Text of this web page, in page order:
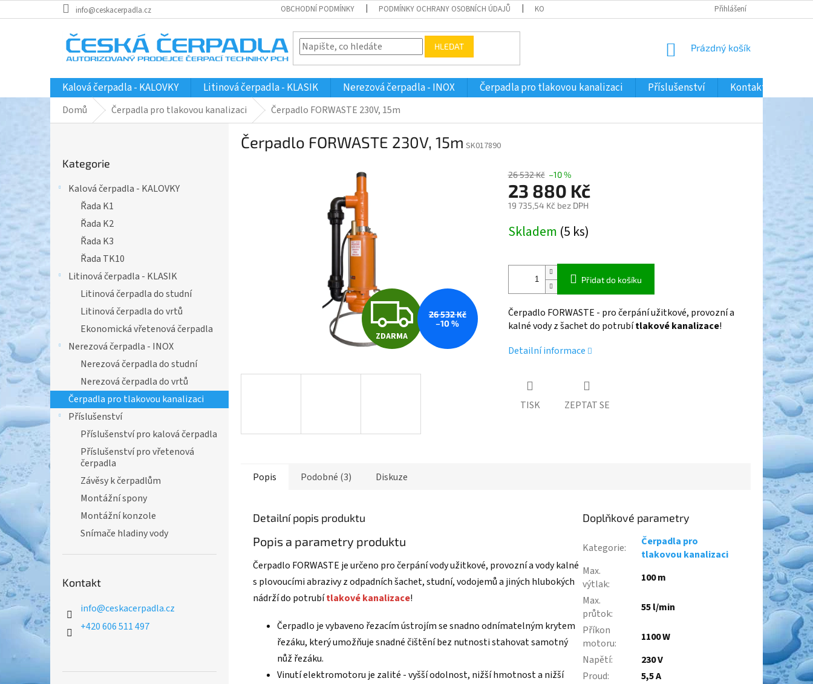
na
info@ceskacerpadla.cz OBCHODNÍ PODMÍNKY PODMÍNKY OCHRANY OSOBNÍCH ÚDAJŮ KONTAKTY Přihlášení
HLEDAT
NÁKUPNÍ
Prázdný košík
Kalová čerpadla - KALOVKY Litinová čerpadla - KLASIK Nerezová čerpadla - INOX Čerpadla pro tlakovou kanalizaci Příslušenství Kontakty
Domů Čerpadla pro tlakovou kanalizaci Čerpadlo FORWASTE 230V, 15m
n
p
n
kategorie
Kategorie
Kalová čerpadla - KALOVKY
Řada K1
Řada K2
Řada K3
Řada TK10
Litinová čerpadla - KLASIK
Litinová čerpadla do studní
Litinová čerpadla do vrtů
Ekonomická vřetenová čerpadla
Nerezová čerpadla - INOX
Nerezová čerpadla do studní
Nerezová čerpadla do vrtů
Čerpadla pro tlakovou kanalizaci
Příslušenství
Příslušenství pro kalová čerpadla
Příslušenství pro vřetenová
čerpadla
Závěsy k čerpadlům
Montážní spony
Montážní konzole
Snímače hladiny vody
Kontakt
info@ceskacerpadla.cz
+420 606 511 497
Čerpadlo FORWASTE 230V, 15m SK017890
Z
D
R
ZDARMA
26 532 Kč
–10 %
26 532 Kč –10 %
23 880 Kč
19 735,54 Kč bez DPH
cena:
Skladem (5 ks)
Přidat do košíku
Čerpadlo FORWASTE - pro čerpání užitkové, provozní a
kalné vody z šachet do potrubítlakové kanalizace!
Detailní informace
TISK ZEPTAT SE
Popis Podobné (3) Diskuze
Detailní popis produktu
Popis a parametry produktu
Čerpadlo FORWASTE je určeno pro čerpání vody užitkové, provozní a vody kalné
s plovoucími abrazivy z odpadních šachet, studní, vodojemů a jiných hlubokých
nádrží do potrubítlakové kanalizace!
Čerpadlo je vybaveno řezacím ústrojím se snadno odnímatelným krytem
řezáku, který umožňuje snadné čištění bez nutnosti stahovat samotný
nůž řezáku.
Vinutí elektromotoru je zalité - vyšší odolnost, nižší hmotnost a nižší
Doplňkové parametry
Kategorie:
Čerpadla pro
tlakovou kanalizaci
Max.
výtlak:
100 m
Max.
průtok:
55 l/min
Příkon
motoru:
1100 W
Napětí:
230 V
Proud:
5,5 A